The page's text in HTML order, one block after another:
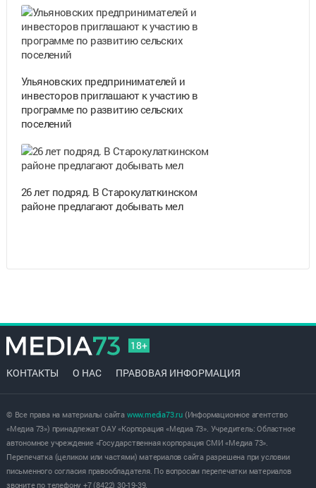
Ульяновских предпринимателей и
инвесторов приглашают к участию в
программе по развитию сельских
поселений
26 лет подряд. В Старокулаткинском
районе предлагают добывать мел
18+
КОНТАКТЫ О НАС ПРАВОВАЯ ИНФОРМАЦИЯ
© Все права на материалы сайта www.media73.ru(Информационное агентство
«Медиа 73») принадлежат ОАУ «Корпорация «Медиа 73». Учредитель: Областное
автономное учреждение «Государственная корпорация СМИ «Медиа 73».
Перепечатка (целиком или частями) материалов сайта разрешена при условии
письменного согласия правообладателя. По вопросам перепечатки материалов
звоните по телефону +7 (8422) 30-19-39.